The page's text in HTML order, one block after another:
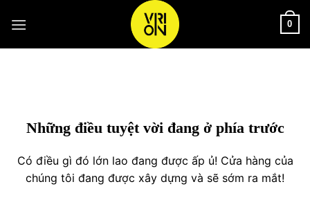
qua
0
Những điều tuyệt vời đang ở phía trước
Có điều gì đó lớn lao đang được ấp ủ! Cửa hàng của
chúng tôi đang được xây dựng và sẽ sớm ra mắt!